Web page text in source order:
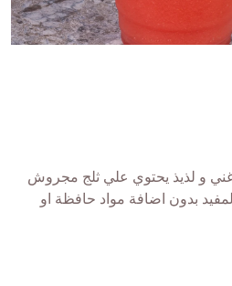
و لذيذ يحتوي علي ثلج مجروش
بدون اضافة مواد حافظة او